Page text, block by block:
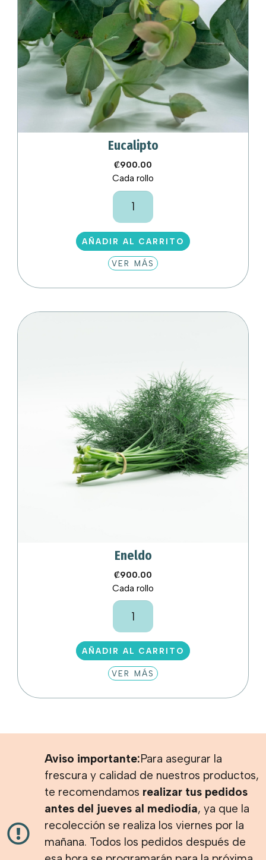
Eucalipto
₡900.00
Cada rollo
Eucalipto
cantidad
AÑADIR AL CARRITO
VER MÁS
Eneldo
₡900.00
Cada rollo
Eneldo
cantidad
AÑADIR AL CARRITO
VER MÁS
Aviso importante:Para asegurar la
frescura y calidad de nuestros productos,
te recomendamos realizar tus pedidos
antes del jueves al mediodía, ya que la
recolección se realiza los viernes por la
mañana. Todos los pedidos después de